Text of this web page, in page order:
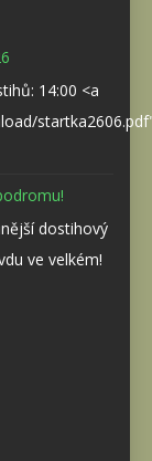
14:00 <a
dostihový
ve velkém!